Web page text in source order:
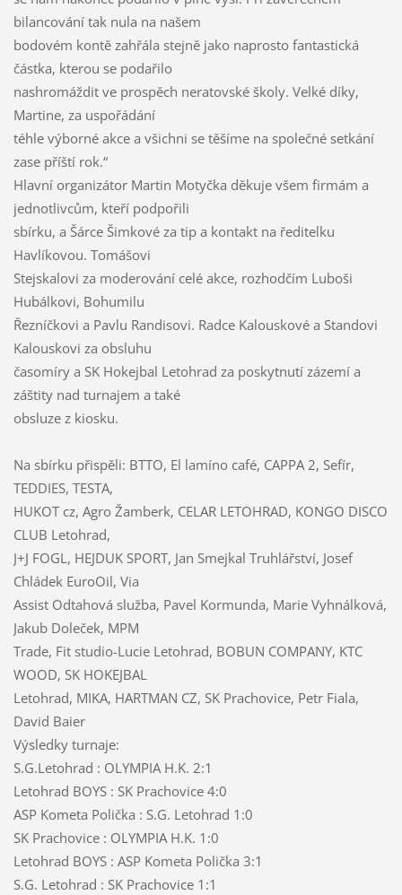
bilancování tak nula na našem
bodovém kontě zahřála stejně jako naprosto fantastická
částka, kterou se podařilo
nashromáždit ve prospěch neratovské školy. Velké díky,
Martine, za uspořádání
téhle výborné akce a všichni se těšíme na společné setkání
zase příští rok.“
Hlavní organizátor Martin Motyčka děkuje všem firmám a
jednotlivcům, kteří podpořili
sbírku, a Šárce Šimkové za tip a kontakt na ředitelku
Havlíkovou. Tomášovi
Stejskalovi za moderování celé akce, rozhodčím Luboši
Hubálkovi, Bohumilu
Řezníčkovi a Pavlu Randisovi. Radce Kalouskové a Standovi
Kalouskovi za obsluhu
časomíry a SK Hokejbal Letohrad za poskytnutí zázemí a
záštity nad turnajem a také
obsluze z kiosku.
Na sbírku přispěli: BTTO, El lamíno café, CAPPA 2, Sefír,
TEDDIES, TESTA,
HUKOT cz, Agro Žamberk, CELAR LETOHRAD, KONGO DISCO
CLUB Letohrad,
J+J FOGL, HEJDUK SPORT, Jan Smejkal Truhlářství, Josef
Chládek EuroOil, Via
Assist Odtahová služba, Pavel Kormunda, Marie Vyhnálková,
Jakub Doleček, MPM
Trade, Fit studio-Lucie Letohrad, BOBUN COMPANY, KTC
WOOD, SK HOKEJBAL
Letohrad, MIKA, HARTMAN CZ, SK Prachovice, Petr Fiala,
David Baier
Výsledky turnaje:
S.G.Letohrad : OLYMPIA H.K. 2:1
Letohrad BOYS : SK Prachovice 4:0
ASP Kometa Polička : S.G. Letohrad 1:0
SK Prachovice : OLYMPIA H.K. 1:0
Letohrad BOYS : ASP Kometa Polička 3:1
S.G. Letohrad : SK Prachovice 1:1